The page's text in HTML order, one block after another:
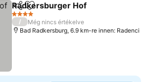
Megosztás
Hozzáadás a kedvencekhez
Radkersburger Hof
4 Kategória
/
Még nincs értékelve
Bad Radkersburg, 6.9 km-re innen: Radenci